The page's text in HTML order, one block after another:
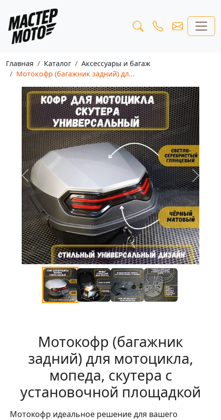
Главная Каталог
Аксессуары и багаж
Мотокофр (багажник задний) дл...
Предыдущая
Мотокофр (багажник
задний) для мотоцикла,
мопеда, скутера с
установочной площадкой
Мотокофр идеальное решение для вашего